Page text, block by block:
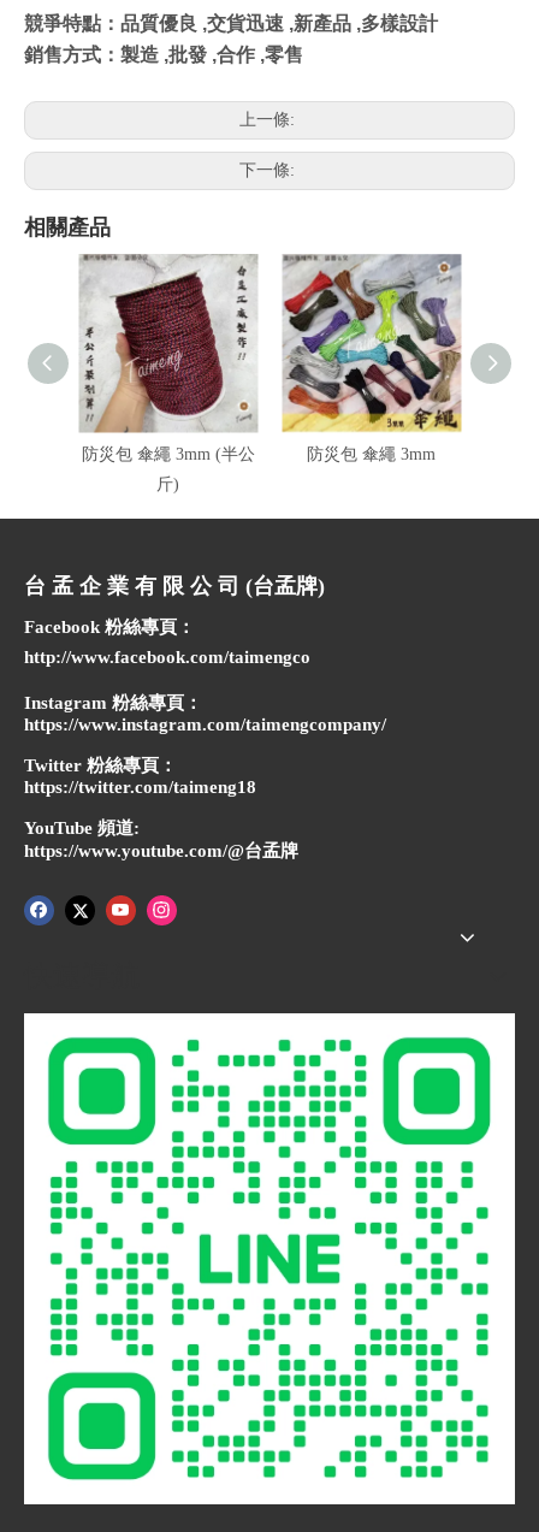
競爭特點：品質優良 ,交貨迅速 ,新產品 ,多樣設計
銷售方式：製造 ,批發 ,合作 ,零售
上一條:
下一條:
相關產品
防災包 傘繩 3mm (半公
斤)
防災包 傘繩 3mm
台 孟 企 業 有 限 公 司 (台孟牌)
Facebook 粉絲專頁：
http://www.facebook.com/taimengco
Instagram 粉絲專頁：
https://www.instagram.com/taimengcompany/
Twitter 粉絲專頁：
https://twitter.com/taimeng18
YouTube 頻道:
https://www.youtube.com/@台孟牌